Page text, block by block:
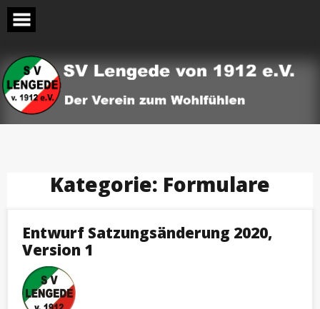
Skip
content
Kategorie: Formulare
Entwurf Satzungsänderung 2020,
Version 1